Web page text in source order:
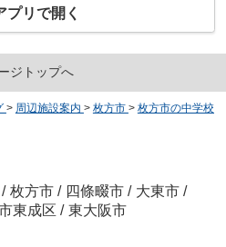
プリで開く
ジトップへ
> 周辺施設案内 > 枚方市 > 枚方市の中学校
/ 枚方市 / 四條畷市 / 大東市 /
東成区 / 東大阪市